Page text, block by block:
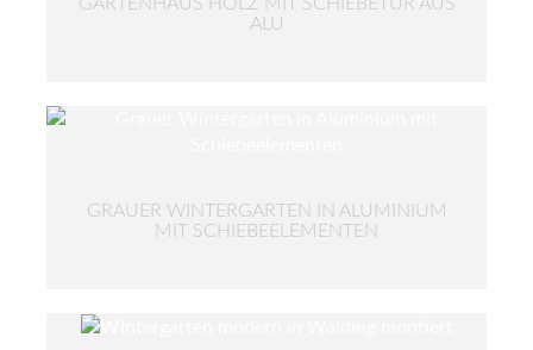
ALU
GRAUER WINTERGARTEN IN ALUMINIUM
MIT SCHIEBEELEMENTEN